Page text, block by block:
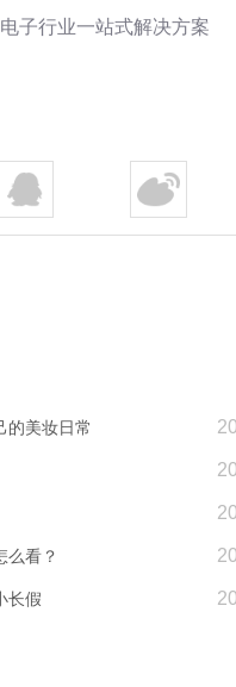
子行业一站式解决方案
的美妆日常
么看？
长假